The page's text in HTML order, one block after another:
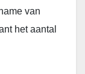
van
het aantal